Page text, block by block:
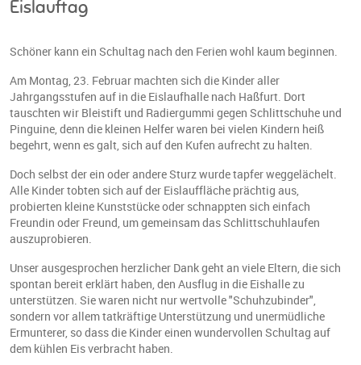
Eislauftag
Schöner kann ein Schultag nach den Ferien wohl kaum beginnen.
Am Montag, 23. Februar machten sich die Kinder aller
Jahrgangsstufen auf in die Eislaufhalle nach Haßfurt. Dort
tauschten wir Bleistift und Radiergummi gegen Schlittschuhe und
Pinguine, denn die kleinen Helfer waren bei vielen Kindern heiß
begehrt, wenn es galt, sich auf den Kufen aufrecht zu halten.
Doch selbst der ein oder andere Sturz wurde tapfer weggelächelt.
Alle Kinder tobten sich auf der Eislauffläche prächtig aus,
probierten kleine Kunststücke oder schnappten sich einfach
Freundin oder Freund, um gemeinsam das Schlittschuhlaufen
auszuprobieren.
Unser ausgesprochen herzlicher Dank geht an viele Eltern, die sich
spontan bereit erklärt haben, den Ausflug in die Eishalle zu
unterstützen. Sie waren nicht nur wertvolle "Schuhzubinder",
sondern vor allem tatkräftige Unterstützung und unermüdliche
Ermunterer, so dass die Kinder einen wundervollen Schultag auf
dem kühlen Eis verbracht haben.